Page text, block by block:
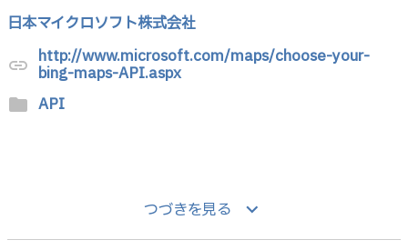
日本マイクロソフト株式会社
link http://www.microsoft.com/maps/choose-your-
bing-maps-API.aspx
folder API
つづきを見る keyboard_arrow_down